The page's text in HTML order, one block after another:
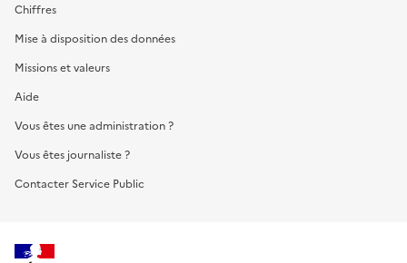
Chiffres
Mise à disposition des données
Missions et valeurs
Aide
Vous êtes une administration ?
Vous êtes journaliste ?
Contacter Service Public